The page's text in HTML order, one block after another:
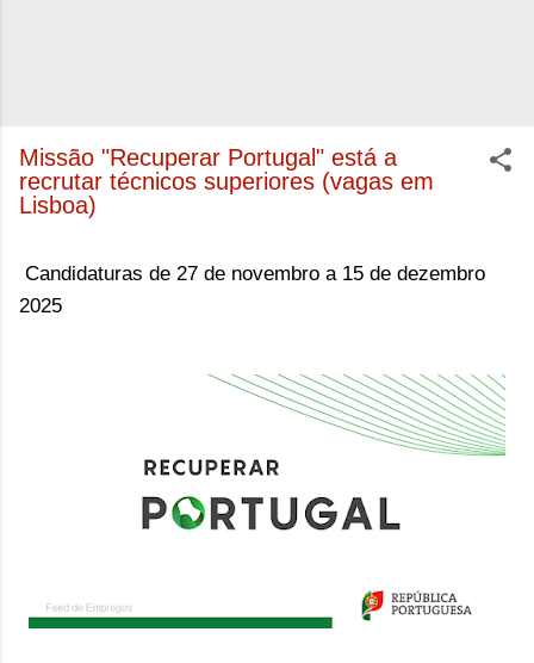
Missão "Recuperar Portugal" está a
recrutar técnicos superiores (vagas em
Lisboa)
Candidaturas de 27 de novembro a 15 de dezembro
2025